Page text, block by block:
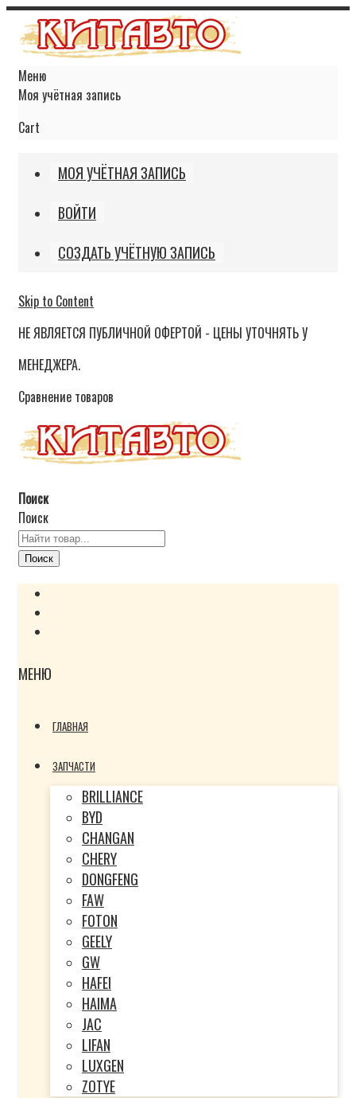
Меню
Моя учётная запись
Cart
МОЯ УЧЁТНАЯ ЗАПИСЬ
ВОЙТИ
СОЗДАТЬ УЧЁТНУЮ ЗАПИСЬ
Skip to Content
НЕ ЯВЛЯЕТСЯ ПУБЛИЧНОЙ ОФЕРТОЙ - ЦЕНЫ УТОЧНЯТЬ У
МЕНЕДЖЕРА.
Сравнение товаров
Поиск
Поиск
Поиск
МЕНЮ
ГЛАВНАЯ
ЗАПЧАСТИ
BRILLIANCE
BYD
CHANGAN
CHERY
DONGFENG
FAW
FOTON
GEELY
GW
HAFEI
HAIMA
JAC
LIFAN
LUXGEN
ZOTYE